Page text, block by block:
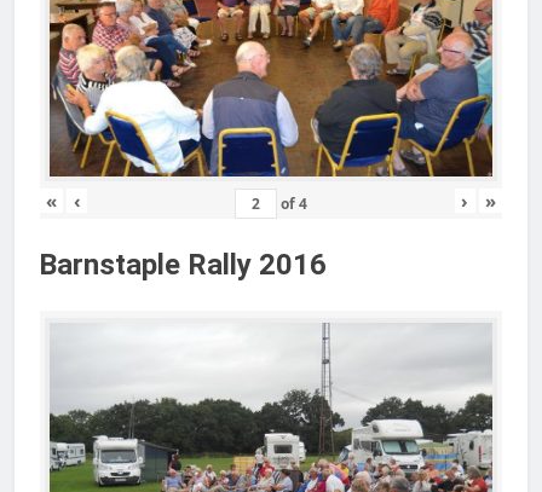
« ‹ of4 › »
Barnstaple Rally 2016